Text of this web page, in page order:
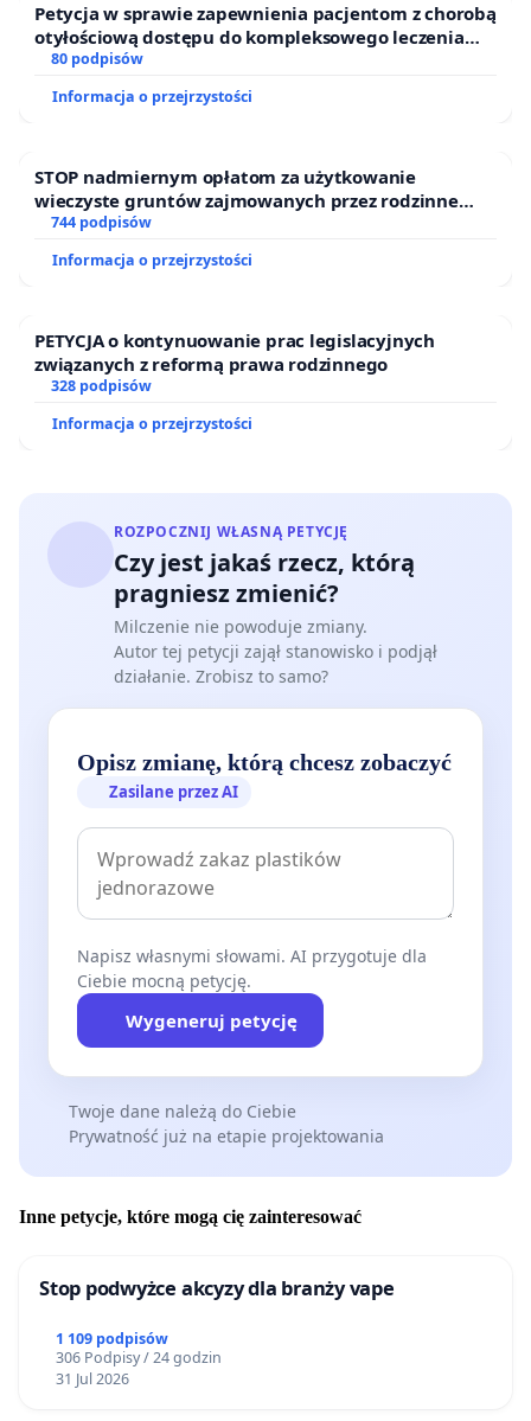
Petycja w sprawie zapewnienia pacjentom z chorobą
otyłościową dostępu do kompleksowego leczenia
oraz programów profilaktycznych.
80 podpisów
Informacja o przejrzystości
STOP nadmiernym opłatom za użytkowanie
wieczyste gruntów zajmowanych przez rodzinne
ogrody działkowe.
744 podpisów
Informacja o przejrzystości
PETYCJA o kontynuowanie prac legislacyjnych
związanych z reformą prawa rodzinnego
328 podpisów
Informacja o przejrzystości
ROZPOCZNIJ WŁASNĄ PETYCJĘ
Czy jest jakaś rzecz, którą
pragniesz zmienić?
Milczenie nie powoduje zmiany.
Autor tej petycji zajął stanowisko i podjął
działanie. Zrobisz to samo?
Opisz zmianę, którą chcesz zobaczyć
Zasilane przez AI
Napisz własnymi słowami. AI przygotuje dla
Ciebie mocną petycję.
Wygeneruj petycję
Twoje dane należą do Ciebie
Prywatność już na etapie projektowania
Inne petycje, które mogą cię zainteresować
Stop podwyżce akcyzy dla branży vape
1 109 podpisów
306 Podpisy / 24 godzin
31 Jul 2026